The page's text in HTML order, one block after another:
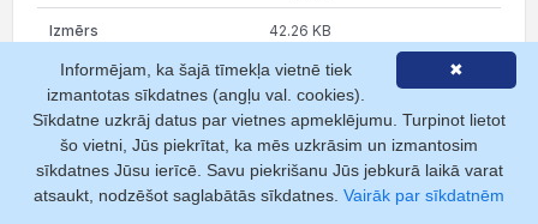
42.26 KB
26.05.2021
26.05.2021
5
✖
Informējam, ka šajā tīmekļa vietnē tiek
izmantotas sīkdatnes (angļu val. cookies).
Sīkdatne uzkrāj datus par vietnes apmeklējumu. Turpinot lietot
šo vietni, Jūs piekrītat, ka mēs uzkrāsim un izmantosim
sīkdatnes Jūsu ierīcē. Savu piekrišanu Jūs jebkurā laikā varat
atsaukt, nodzēšot saglabātās sīkdatnes. Vairāk par sīkdatnēm